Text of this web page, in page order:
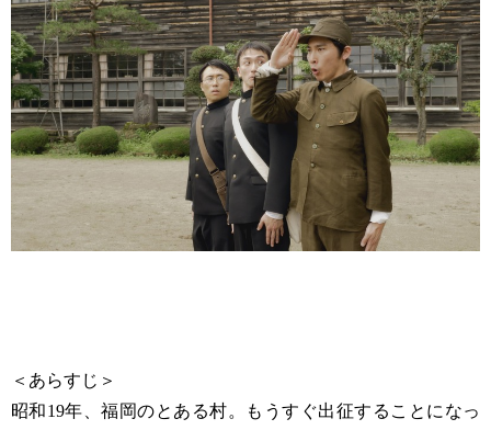
＜あらすじ＞
昭和19年、福岡のとある村。もうすぐ出征することになっ